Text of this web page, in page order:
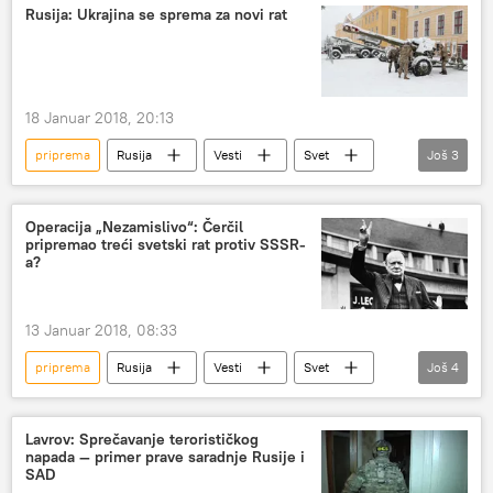
Situacija u Donbasu
Evropa
Rusija: Ukrajina se sprema za novi rat
18 Januar 2018, 20:13
priprema Rusija Vesti
Svet
Ukrajina
Ministarstvo spoljnih poslova Rusije
zakon o reintegraciji Donbasa
Još 3
Operacija „Nezamislivo“: Čerčil
pripremao treći svetski rat protiv SSSR-
a?
13 Januar 2018, 08:33
priprema Rusija Vesti
Svet
SSSR
Velika Britanija
Vinston Čerčil
treći svetski rat
Još 4
Lavrov: Sprečavanje terorističkog
napada — primer prave saradnje Rusije i
SAD